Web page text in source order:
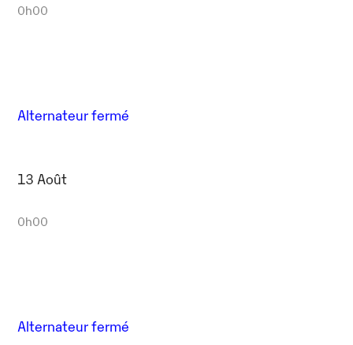
0h00
Alternateur fermé
13 Août
0h00
Alternateur fermé